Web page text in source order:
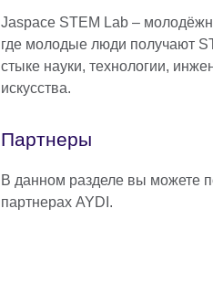
Jaspace STEM Lab –
где молодые люди получают
стыке науки, технологии,
искусства.
Партнеры
В данном разделе вы можете
партнерах AYDI.